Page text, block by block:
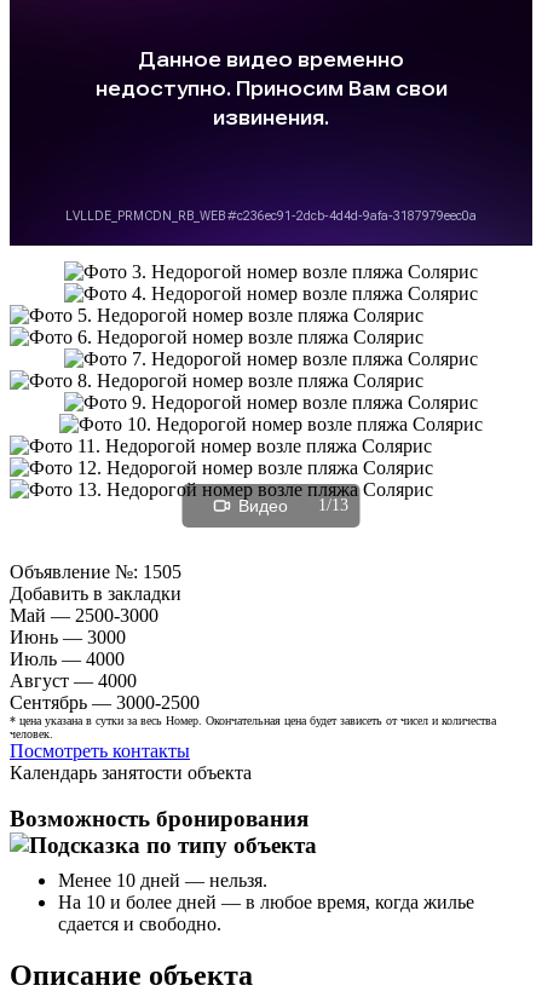
Видео 1/13
Объявление №: 1505
Добавить в закладки
Май — 2500-3000
Июнь — 3000
Июль — 4000
Август — 4000
Сентябрь — 3000-2500
* цена указана в сутки за весь Номер. Окончательная цена будет зависеть от чисел и количества
человек.
Посмотреть контакты
Календарь занятости объекта
Возможность бронирования
Менее 10 дней — нельзя.
На 10 и более дней — в любое время, когда жилье
сдается и свободно.
Описание объекта